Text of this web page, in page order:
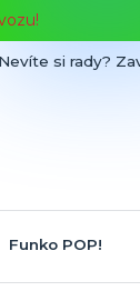
Nevíte si rady?
Funko POP!